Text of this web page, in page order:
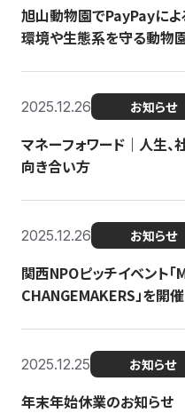
旭山動物園でPayPayによ
環境や生態系を守る動物
2025.12.26 お知らせ
マネーフォワード｜人生
向き合い方
2025.12.26 お知らせ
関西NPOピッチイベント
CHANGEMAKERS」を開催
2025.12.25 お知らせ
年末年始休業のお知らせ